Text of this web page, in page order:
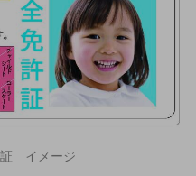
証 イメージ